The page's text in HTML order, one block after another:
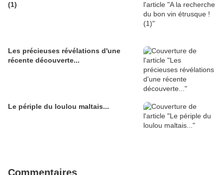
(1)
Les précieuses révélations d'une
récente découverte...
Le périple du loulou maltais...
Commentaires